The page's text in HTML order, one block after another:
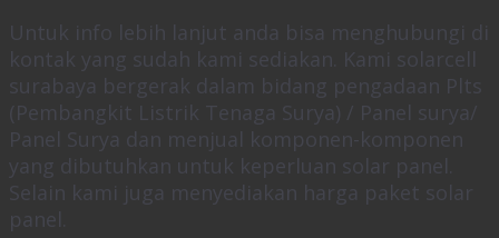
Untuk info lebih lanjut anda bisa menghubungi di
kontak yang sudah kami sediakan. Kami solarcell
surabaya bergerak dalam bidang pengadaan Plts
(Pembangkit Listrik Tenaga Surya) / Panel surya/
Panel Surya dan menjual komponen-komponen
yang dibutuhkan untuk keperluan solar panel.
Selain kami juga menyediakan harga paket solar
panel.